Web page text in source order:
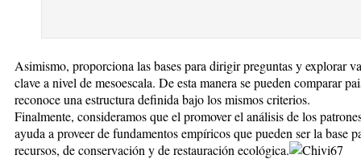
Asimismo, proporciona las bases para dirigir preguntas y explorar
clave a nivel de mesoescala. De esta manera se pueden comparar
reconoce una estructura definida bajo los mismos criterios.
Finalmente, consideramos que el promover el análisis de los
ayuda a proveer de fundamentos empíricos que pueden ser la base
recursos, de conservación y de restauración ecológica.